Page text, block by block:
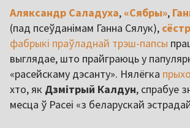
Аляксандр Саладуха, «Сябры»,
(пад псеўданімам Ганна Сялук),
фабрыкі праўладнай трэш-папсы
выглядае, што прайграюць у
«расейскаму дэсанту». Нялёгка
хто, як Дзмітрый Калдун, спрабуе
месца ў Расеі «з беларускай